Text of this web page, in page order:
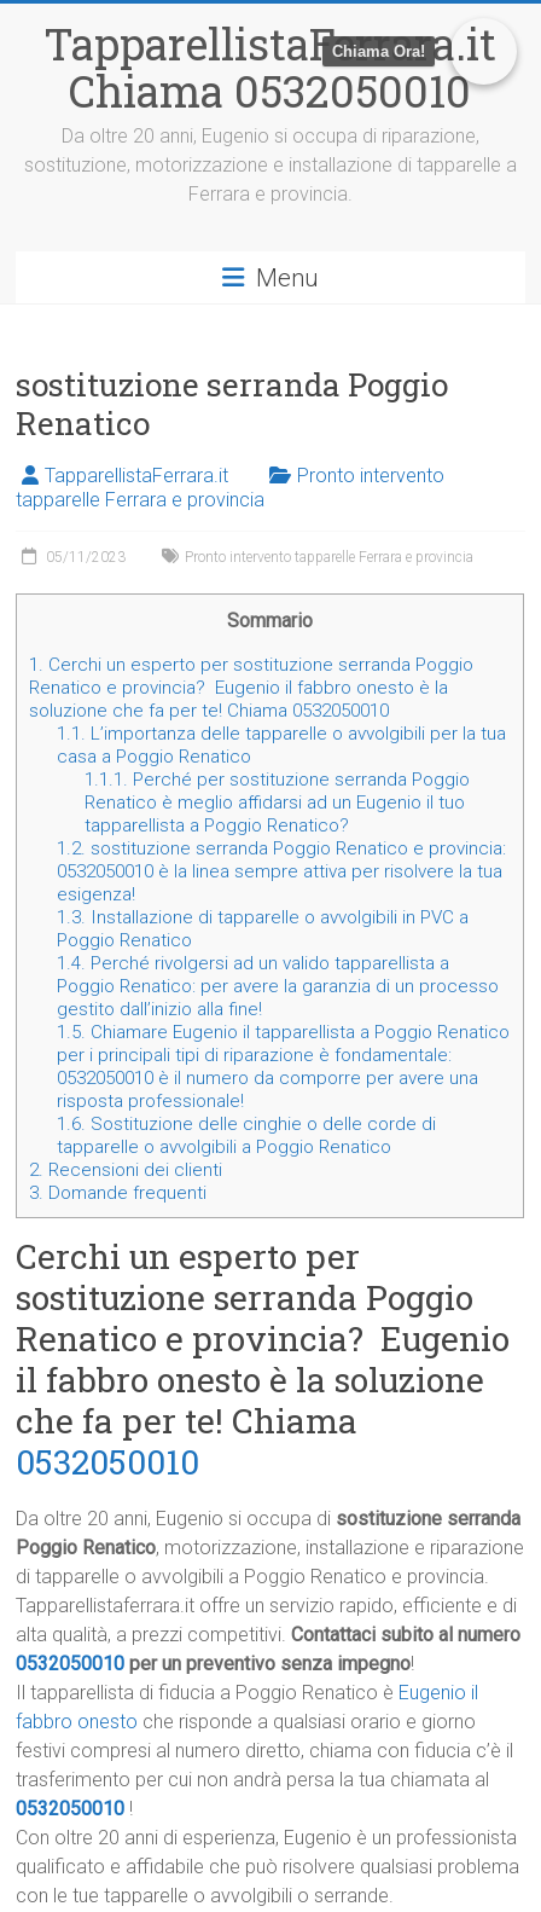
TapparellistaFerrara.it
Chiama 0532050010
Da oltre 20 anni, Eugenio si occupa di riparazione,
sostituzione, motorizzazione e installazione di tapparelle a
Ferrara e provincia.
Menu
sostituzione serranda Poggio
Renatico
TapparellistaFerrara.it
Pronto intervento
tapparelle Ferrara e provincia
05/11/2023 Pronto intervento tapparelle Ferrara e provincia
Sommario
1. Cerchi un esperto per sostituzione serranda Poggio
Renatico e provincia? Eugenio il fabbro onesto è la
soluzione che fa per te! Chiama 0532050010
1.1. L’importanza delle tapparelle o avvolgibili per la tua
casa a Poggio Renatico
1.1.1. Perché per sostituzione serranda Poggio
Renatico è meglio affidarsi ad un Eugenio il tuo
tapparellista a Poggio Renatico?
1.2. sostituzione serranda Poggio Renatico e provincia:
0532050010 è la linea sempre attiva per risolvere la tua
esigenza!
1.3. Installazione di tapparelle o avvolgibili in PVC a
Poggio Renatico
1.4. Perché rivolgersi ad un valido tapparellista a
Poggio Renatico: per avere la garanzia di un processo
gestito dall’inizio alla fine!
1.5. Chiamare Eugenio il tapparellista a Poggio Renatico
per i principali tipi di riparazione è fondamentale:
0532050010 è il numero da comporre per avere una
risposta professionale!
1.6. Sostituzione delle cinghie o delle corde di
tapparelle o avvolgibili a Poggio Renatico
2. Recensioni dei clienti
3. Domande frequenti
Cerchi un esperto per
sostituzione serranda Poggio
Renatico e provincia? Eugenio
il fabbro onesto è la soluzione
che fa per te! Chiama
0532050010
Da oltre 20 anni, Eugenio si occupa di sostituzione serranda
Poggio Renatico, motorizzazione, installazione e riparazione
di tapparelle o avvolgibili a Poggio Renatico e provincia.
Tapparellistaferrara.it offre un servizio rapido, efficiente e di
alta qualità, a prezzi competitivi.Contattaci subito al numero
0532050010 per un preventivo senza impegno!
Il tapparellista di fiducia a Poggio Renatico è Eugenio il
fabbro onesto che risponde a qualsiasi orario e giorno
festivi compresi al numero diretto, chiama con fiducia c’è il
trasferimento per cui non andrà persa la tua chiamata al
0532050010 !
Con oltre 20 anni di esperienza, Eugenio è un professionista
qualificato e affidabile che può risolvere qualsiasi problema
con le tue tapparelle o avvolgibili o serrande.
Chiama Ora!